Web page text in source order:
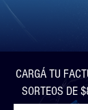
CARGÁ TU
SORTEOS DE